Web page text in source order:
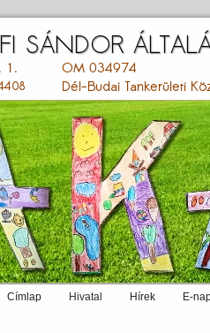
Címlap Hivatal Hírek E-